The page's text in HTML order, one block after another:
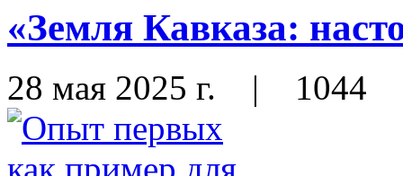
«Земля Кавказа:
28 мая 2025 г. | 1044